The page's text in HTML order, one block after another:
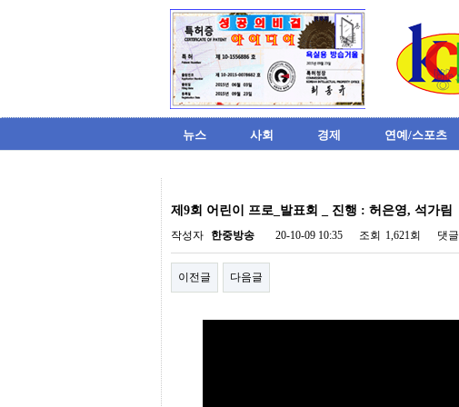
뉴스 사회 경제 연예/스포츠
탑-
시
리
스
구
제9회 어린이 프로_발표회 _ 진행 : 허은영, 석가림
작성자 한중방송 20-10-09 10:35 조회 1,621회 댓글
이전글 다음글